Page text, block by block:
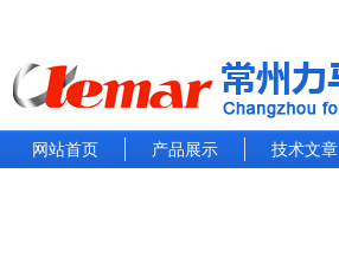
网站首页 产品展示 技术文章